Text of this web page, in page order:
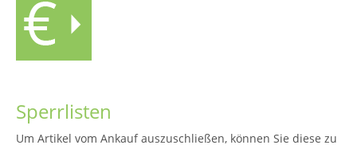
Sperrlisten
Um Artikel vom Ankauf auszuschließen, können Sie diese zu